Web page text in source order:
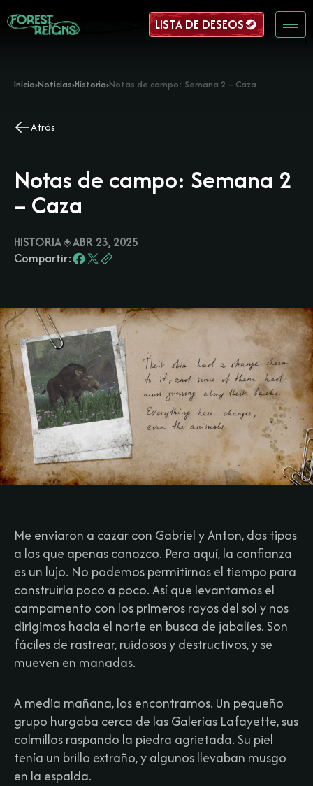
LISTA DE DESEOS
Inicio›Noticias›Historia›Notas de campo: Semana 2 – Caza
Atrás
Notas de campo: Semana 2
– Caza
HISTORIA
ABR 23, 2025
Compartir:
Me enviaron a cazar con Gabriel y Anton, dos tipos
a los que apenas conozco. Pero aquí, la confianza
es un lujo. No podemos permitirnos el tiempo para
construirla poco a poco.​ Así que levantamos el
campamento con los primeros rayos del sol y nos
dirigimos hacia el norte en busca de jabalíes. Son
fáciles de rastrear, ruidosos y destructivos, y se
mueven en manadas.​
A media mañana, los encontramos. Un pequeño
grupo hurgaba cerca de las Galerías Lafayette, sus
colmillos raspando la piedra agrietada. Su piel
tenía un brillo extraño, y algunos llevaban musgo
en la espalda.​